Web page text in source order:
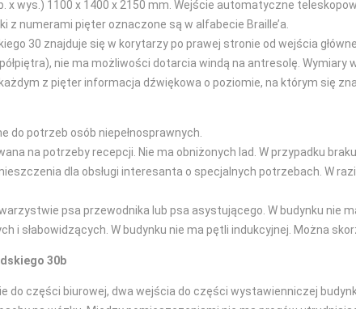
x wys.) 1100 x 1400 x 2150 mm. Wejście automatyczne
z numerami pięter oznaczone są w alfabecie Braille’a.
30 znajduje się w korytarzy po prawej stronie od wejścia
nie ma możliwości dotarcia windą na antresolę. Wymiary
z pięter informacja dźwiękowa o poziomie, na którym się
do potrzeb osób niepełnosprawnych.
na potrzeby recepcji. Nie ma obniżonych lad. W przypadku
dla obsługi interesanta o specjalnych potrzebach. W
psa przewodnika lub psa asystującego. W budynku nie
i słabowidzących. W budynku nie ma pętli indukcyjnej. Można
30b
do części biurowej, dwa wejścia do części wystawienniczej